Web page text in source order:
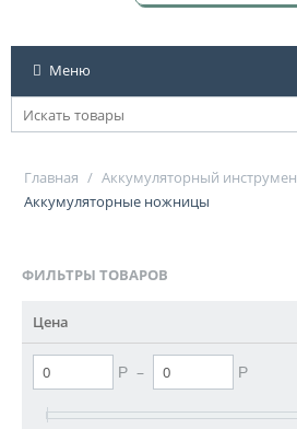
Меню
Главная / Аккумуляторный
Аккумуляторные ножницы
ФИЛЬТРЫ ТОВАРОВ
Цена
Р – Р